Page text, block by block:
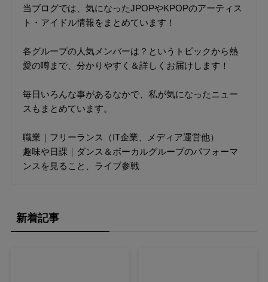
当ブログでは、気になったJPOPやKPOPのアーティス
ト・アイドル情報をまとめています！
各グループの人気メンバーは？というトピックから熱
愛の噂まで、分かりやすく＆詳しくお届けします！
毎日いろんな事があるなかで、私が気になったニュー
スもまとめています。
職業｜フリーランス（IT企業、メディア運営他）
趣味や日課｜ダンス＆ボーカルグループのパフォーマ
ンスを見ること、ライブ参戦
新着記事